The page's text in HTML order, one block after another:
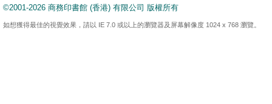
©2001-2026 商務印書館 (香港) 有限公司 版權所有
如想獲得最佳的視覺效果，請以 IE 7.0 或以上的瀏覽器及屏幕解像度 1024 x 768 瀏覽。